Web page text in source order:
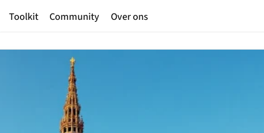
Toolkit Community Over ons